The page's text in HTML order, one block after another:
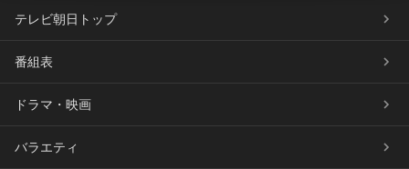
テレビ朝日トップ
番組表
ドラマ・映画
バラエティ